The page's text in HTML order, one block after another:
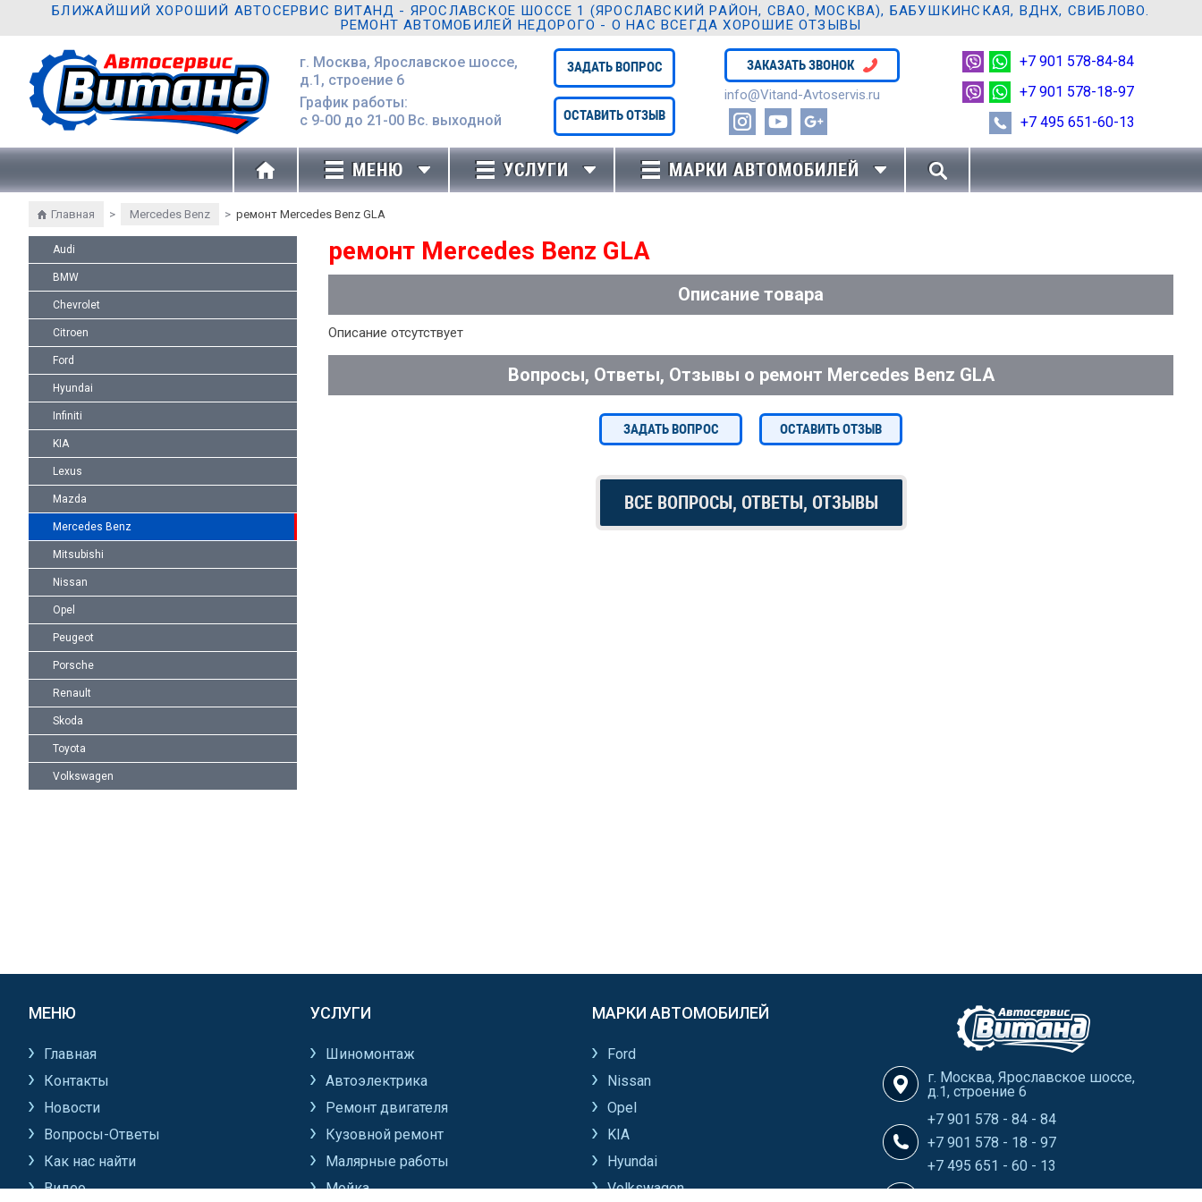
БЛИЖАЙШИЙ ХОРОШИЙ АВТОСЕРВИС ВИТАНД - ЯРОСЛАВСКОЕ ШОССЕ 1 (ЯРОСЛАВСКИЙ РАЙОН, СВАО, МОСКВА), БАБУШКИНСКАЯ, ВДНХ, СВИБЛОВО.
РЕМОНТ АВТОМОБИЛЕЙ НЕДОРОГО - О НАС ВСЕГДА ХОРОШИЕ ОТЗЫВЫ
г. Москва, Ярославское шоссе,
д.1, строение 6
График работы:
с 9-00 до 21-00 Вc. выходной
ЗАДАТЬ ВОПРОС
ОСТАВИТЬ ОТЗЫВ
ЗАКАЗАТЬ ЗВОНОК
info@Vitand-Avtoservis.ru
+7 901 578-84-84
+7 901 578-18-97
+7 495 651-60-13
МЕНЮ УСЛУГИ МАРКИ АВТОМОБИЛЕЙ
Главная > Mercedes Benz > ремонт Mercedes Benz GLA
Audi
BMW
Chevrolet
Citroen
Ford
Hyundai
Infiniti
KIA
Lexus
Mazda
Mercedes Benz
Mitsubishi
Nissan
Opel
Peugeot
Porsche
Renault
Skoda
Toyota
Volkswagen
ремонт Mercedes Benz GLA
Описание товара
Описание отсутствует
Вопросы, Ответы, Отзывы о ремонт Mercedes Benz GLA
ЗАДАТЬ ВОПРОС ОСТАВИТЬ ОТЗЫВ
ВСЕ ВОПРОСЫ, ОТВЕТЫ, ОТЗЫВЫ
МЕНЮ
Главная
Контакты
Новости
Вопросы-Ответы
Как нас найти
Видео
УСЛУГИ
Шиномонтаж
Автоэлектрика
Ремонт двигателя
Кузовной ремонт
Малярные работы
Мойка
МАРКИ АВТОМОБИЛЕЙ
Ford
Nissan
Opel
KIA
Hyundai
Volkswagen
г. Москва, Ярославское шоссе,
д.1, строение 6
+7 901 578 - 84 - 84
+7 901 578 - 18 - 97
+7 495 651 - 60 - 13